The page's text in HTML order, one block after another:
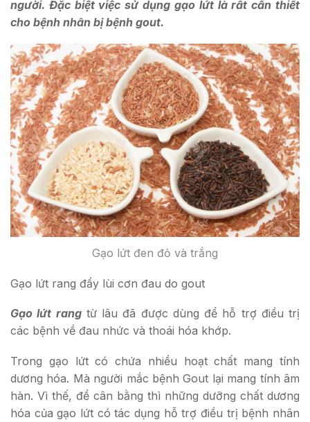
người. Đặc biệt việc sử dụng gạo lứt là rất cần thiết
cho bệnh nhân bị bệnh gout.
Gạo lứt đen đỏ và trắng
Gạo lứt rang đẩy lùi cơn đau do gout
Gạo lứt rangtừ lâu đã được dùng để hỗ trợ điều trị
các bệnh về đau nhức và thoái hóa khớp.
Trong gạo lứt có chứa nhiều hoạt chất mang tính
dương hóa. Mà người mắc bệnh Gout lại mang tính âm
hàn. Vì thế, để cân bằng thì những dưỡng chất dương
hóa của gạo lứt có tác dụng hỗ trợ điều trị bệnh nhân